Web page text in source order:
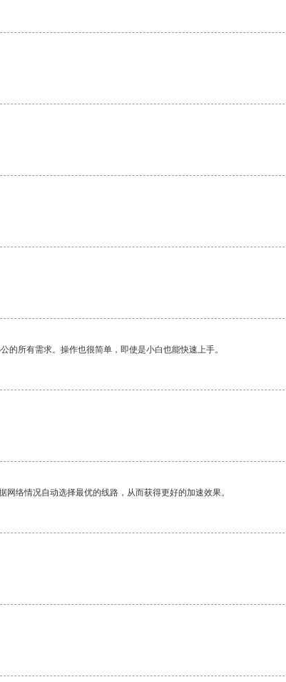
所有需求。操作也很简单，即使是小白也能快速上手。
络情况自动选择最优的线路，从而获得更好的加速效果。